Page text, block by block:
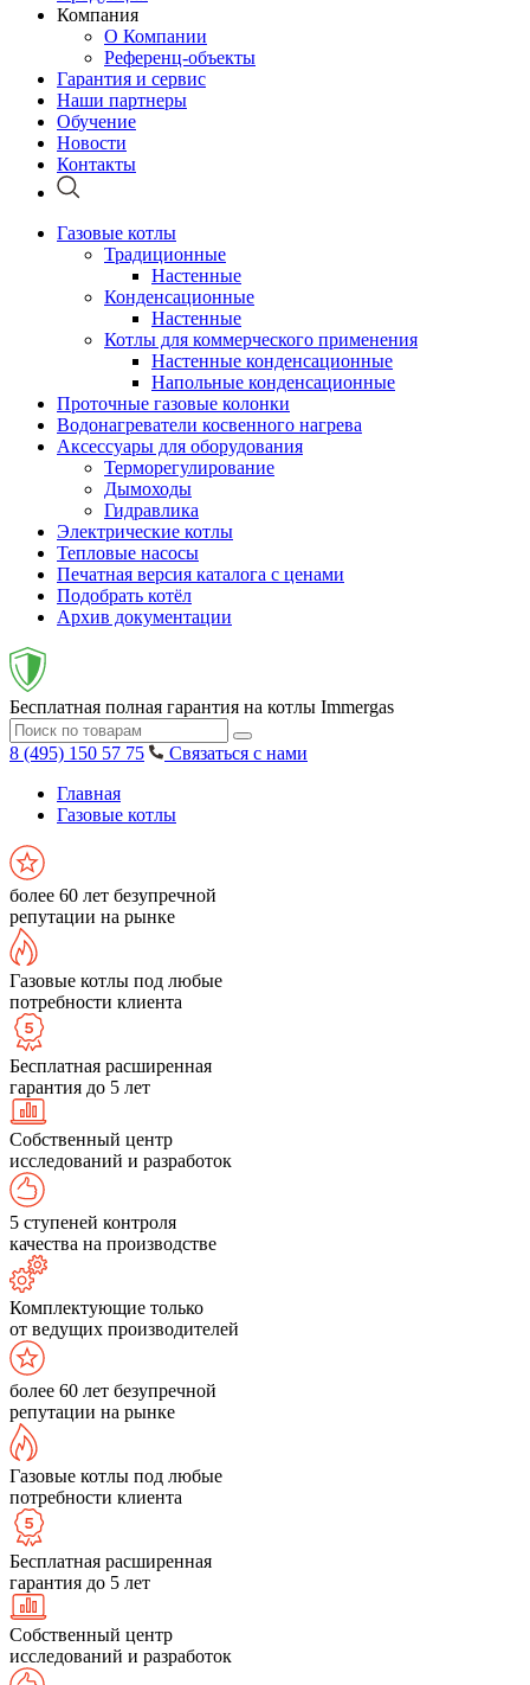
Компания
О Компании
Референц-объекты
Гарантия и сервис
Наши партнеры
Обучение
Новости
Контакты
Газовые котлы
Традиционные
Настенные
Конденсационные
Настенные
Котлы для коммерческого применения
Настенные конденсационные
Напольные конденсационные
Проточные газовые колонки
Водонагреватели косвенного нагрева
Аксессуары для оборудования
Терморегулирование
Дымоходы
Гидравлика
Электрические котлы
Тепловые насосы
Печатная версия каталога с ценами
Подобрать котёл
Архив документации
Бесплатная полная гарантия на котлы Immergas
8 (495) 150 57 75
Связаться с нами
Главная
Газовые котлы
более 60 лет безупречной
репутации на рынке
Газовые котлы под любые
потребности клиента
Бесплатная расширенная
гарантия до 5 лет
Собственный центр
исследований и разработок
5 ступеней контроля
качества на производстве
Комплектующие только
от ведущих производителей
более 60 лет безупречной
репутации на рынке
Газовые котлы под любые
потребности клиента
Бесплатная расширенная
гарантия до 5 лет
Собственный центр
исследований и разработок